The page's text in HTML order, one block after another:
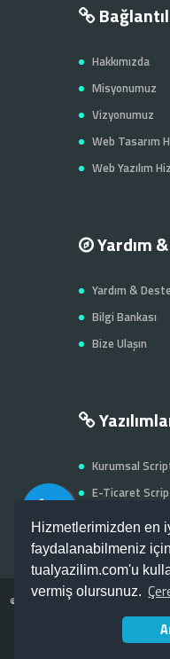
Hizmetlerimizden en
faydalanabilmeniz
tualyazilim.com'u
vermiş olursunuz.
Hakkımızda
Misyonumuz
Vizyonumuz
Web Tasarım
Web Yazılım
Yardım
Yardım &
Bilgi Bankası
Bize Ulaşın
Kurumsal
E-Ticaret
Firma - Şehir
© Tual Web YazılımWeb